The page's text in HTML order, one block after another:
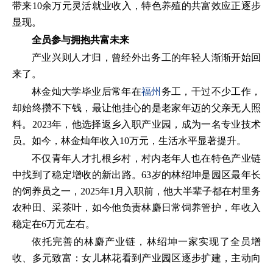
带来10余万元灵活就业收入，特色养殖的共富效应正逐步
显现。
全员参与拥抱共富未来
产业兴则人才归，曾经外出务工的年轻人渐渐开始回
来了。
林金灿大学毕业后常年在福州 务工，干过不少工作，
却始终攒不下钱，最让他挂心的是老家年迈的父亲无人照
料。2023年，他选择返乡入职产业园，成为一名专业技术
员。如今，林金灿年收入10万元，生活水平显著提升。
不仅青年人才扎根乡村，村内老年人也在特色产业链
中找到了稳定增收的新出路。63岁的林绍坤是园区最年长
的饲养员之一，2025年1月入职前，他大半辈子都在村里务
农种田、采茶叶，如今他负责林麝日常饲养管护，年收入
稳定在6万元左右。
依托完善的林麝产业链，林绍坤一家实现了全员增
收、多元致富：女儿林花看到产业园区逐步扩建，主动向